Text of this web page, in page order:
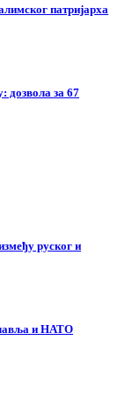
патријарха
дозвола за 67
руског и
и НАТО